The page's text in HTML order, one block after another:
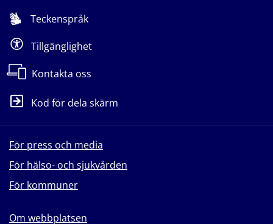
Teckenspråk
Tillgänglighet
Kontakta oss
Kod för dela skärm
För press och media
För hälso- och sjukvården
För kommuner
Om webbplatsen